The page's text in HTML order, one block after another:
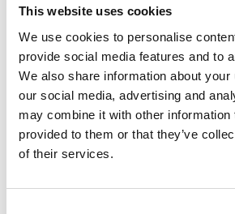
This website uses cookies
We use cookies to personalise
provide social media features and to
We also share information about
our social media, advertising and
may combine it with other information
provided to them or that they’ve
of their services.
Impact op het tramverkeer
hoogte van het Zuidstation
Lijn 4: enkel tussen Stalle P en
Lijn 10: enkel tussen Militair
Lijn 51: enkel tussen